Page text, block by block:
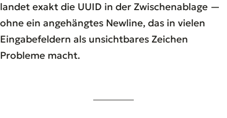
landet exakt die UUID in der Zwischenablage —
ohne ein angehängtes Newline, das in vielen
Eingabefeldern als unsichtbares Zeichen
Probleme macht.